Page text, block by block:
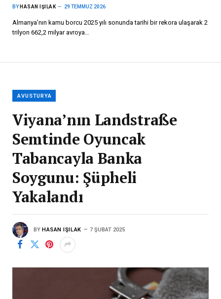
BY HASAN IŞILAK 29 TEMMUZ 2026
Almanya’nın kamu borcu 2025 yılı sonunda tarihi bir rekora ulaşarak 2
trilyon 662,2 milyar avroya…
AVUSTURYA
Viyana’nın Landstraße
Semtinde Oyuncak
Tabancayla Banka
Soygunu: Şüpheli
Yakalandı
BY HASAN IŞILAK 7 ŞUBAT 2025